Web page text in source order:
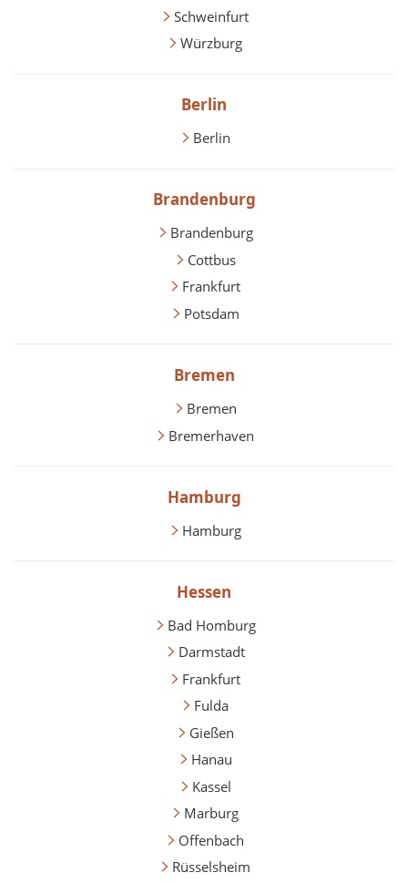
Schweinfurt
Würzburg
Berlin
Berlin
Brandenburg
Brandenburg
Cottbus
Frankfurt
Potsdam
Bremen
Bremen
Bremerhaven
Hamburg
Hamburg
Hessen
Bad Homburg
Darmstadt
Frankfurt
Fulda
Gießen
Hanau
Kassel
Marburg
Offenbach
Rüsselsheim